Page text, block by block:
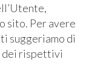
sito. Per avere
suggeriamo di
dei rispettivi